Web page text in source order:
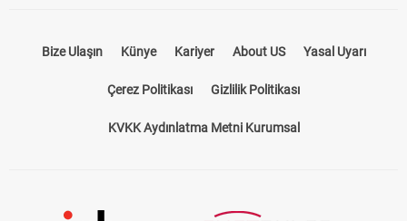
Bize Ulaşın Künye Kariyer About US Yasal Uyarı
Çerez Politikası Gizlilik Politikası
KVKK Aydınlatma Metni Kurumsal